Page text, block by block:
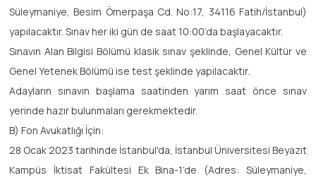
Süleymaniye, Besim Ömerpaşa Cd. No:17, 34116 Fatih/İstanbul)
yapılacaktır. Sınav her iki gün de saat 10:00’da başlayacaktır.
Sınavın Alan Bilgisi Bölümü klasik sınav şeklinde, Genel Kültür ve
Genel Yetenek Bölümü ise test şeklinde yapılacaktır.
Adayların sınavın başlama saatinden yarım saat önce sınav
yerinde hazır bulunmaları gerekmektedir.
B) Fon Avukatlığı İçin:
28 Ocak 2023 tarihinde İstanbul'da, İstanbul Üniversitesi Beyazıt
Kampüs İktisat Fakültesi Ek Bina-1’de (Adres: Süleymaniye,